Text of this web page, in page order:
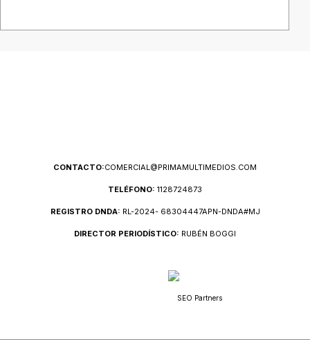
CONTACTO:COMERCIAL@PRIMAMULTIMEDIOS.COM
TELÉFONO: 1128724873
REGISTRO DNDA: RL-2024- 68304447APN-DNDA#MJ
DIRECTOR PERIODÍSTICO: RUBÉN BOGGI
SEO Partners